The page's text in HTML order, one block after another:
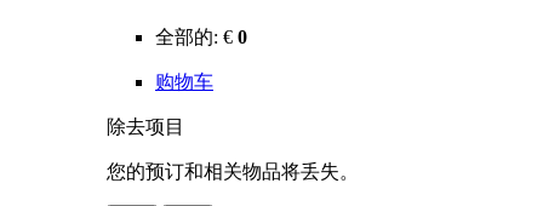
全部的: € 0
购物车
除去项目
您的预订和相关物品将丢失。